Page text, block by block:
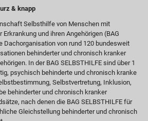
& knapp
Selbsthilfe von Menschen mit
und ihren Angehörigen (BAG
Dachorganisation von rund 120 bundesweit
behinderter und chronisch kranker
In der BAG SELBSTHILFE sind über 1
psychisch behinderte und chronisch kranke
Selbstvertretung, Inklusion,
behinderter und chronisch kranker
nach denen die BAG SELBSTHILFE für
Gleichstellung behinderter und chronisch